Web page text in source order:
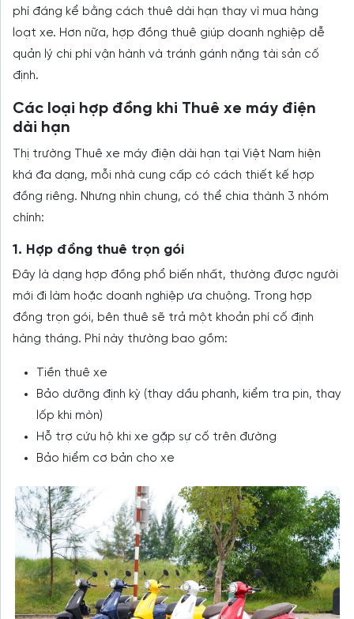
phí đáng kể bằng cách thuê dài hạn thay vì mua hàng
loạt xe. Hơn nữa, hợp đồng thuê giúp doanh nghiệp dễ
quản lý chi phí vận hành và tránh gánh nặng tài sản cố
định.
Các loại hợp đồng khi Thuê xe máy điện
dài hạn
Thị trường Thuê xe máy điện dài hạn tại Việt Nam hiện
khá đa dạng, mỗi nhà cung cấp có cách thiết kế hợp
đồng riêng. Nhưng nhìn chung, có thể chia thành 3 nhóm
chính:
1. Hợp đồng thuê trọn gói
Đây là dạng hợp đồng phổ biến nhất, thường được người
mới đi làm hoặc doanh nghiệp ưa chuộng. Trong hợp
đồng trọn gói, bên thuê sẽ trả một khoản phí cố định
hàng tháng. Phí này thường bao gồm:
Tiền thuê xe
Bảo dưỡng định kỳ (thay dầu phanh, kiểm tra pin, thay
lốp khi mòn)
Hỗ trợ cứu hộ khi xe gặp sự cố trên đường
Bảo hiểm cơ bản cho xe